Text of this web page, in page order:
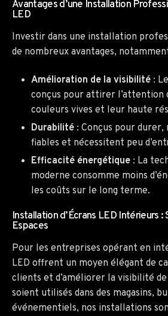
Avantages d’une Installation
LED
Investir dans une installation
de nombreux avantages,
Amélioration de la visibilité :
conçus pour attirer l’attention
couleurs vives et leur haute
Durabilité : Conçus pour durer,
fiables et nécessitent peu
Efficacité énergétique : La
moderne consomme moins
les coûts sur le long terme.
Installation d’Écrans LED Intérieurs :
Espaces
Pour les entreprises opérant en
LED offrent un moyen élégant de
clients et d’améliorer la visibilité de
soient utilisés dans des magasins,
événementiels, nos installations